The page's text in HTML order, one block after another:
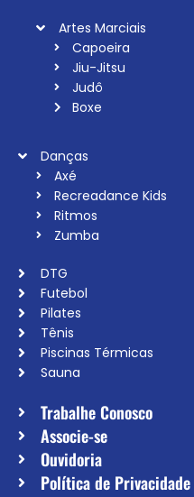
Artes Marciais
Capoeira
Jiu-Jitsu
Judô
Boxe
Danças
Axé
Recreadance Kids
Ritmos
Zumba
DTG
Futebol
Pilates
Tênis
Piscinas Térmicas
Sauna
Trabalhe Conosco
Associe-se
Ouvidoria
Política de Privacidade